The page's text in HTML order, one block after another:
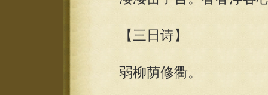
【三日诗】
弱柳荫修衢。